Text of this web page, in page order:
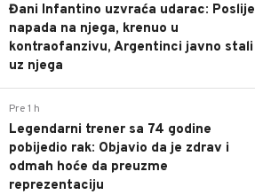
Đani Infantino uzvraća udarac: Poslije
napada na njega, krenuo u
kontraofanzivu, Argentinci javno stali
uz njega
Pre 1 h
Legendarni trener sa 74 godine
pobijedio rak: Objavio da je zdrav i
odmah hoće da preuzme
reprezentaciju